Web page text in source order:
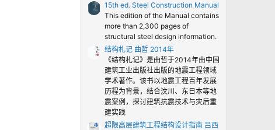
15th ed. Steel Construction Manual
This edition of the Manual contains
more than 2,300 pages of
structural steel design information.
结构札记 曲哲 2014年
《结构札记》是曲哲于2014年由中国
建筑工业出版社出版的地震工程领域
学术著作。该书以地震工程百年发展
历程为背景，结合汶川、东日本等地
震案例，探讨建筑抗震技术与灾后重
建实践
超限高层建筑工程结构设计指南 吕西